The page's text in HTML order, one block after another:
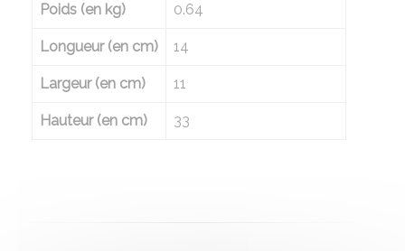
Poids (en kg) 0.64
Longueur (en cm) 14
Largeur (en cm) 11
Hauteur (en cm) 33